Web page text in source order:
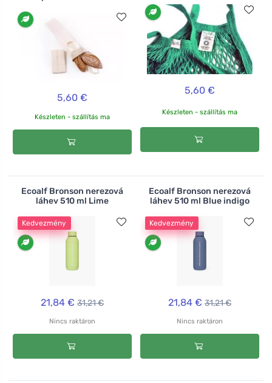
5,60 €
Készleten - szállítás ma
5,60 €
Készleten - szállítás ma
Ecoalf Bronson nerezová
láhev 510 ml Lime
Kedvezmény
21,84 € 31,21 €
Nincs raktáron
Ecoalf Bronson nerezová
láhev 510 ml Blue indigo
Kedvezmény
21,84 € 31,21 €
Nincs raktáron